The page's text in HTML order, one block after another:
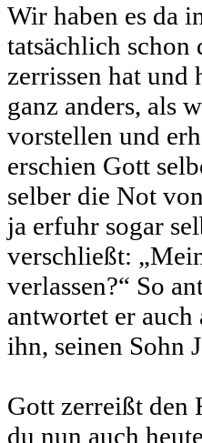
Wir haben es da
tatsächlich
zerrissen hat und
ganz anders, als
vorstellen und
erschien Gott
selber die Not
ja erfuhr sogar
verschließt:
verlassen?“ So
antwortet er
ihn, seinen Sohn
Gott zerreißt den
du nun auch